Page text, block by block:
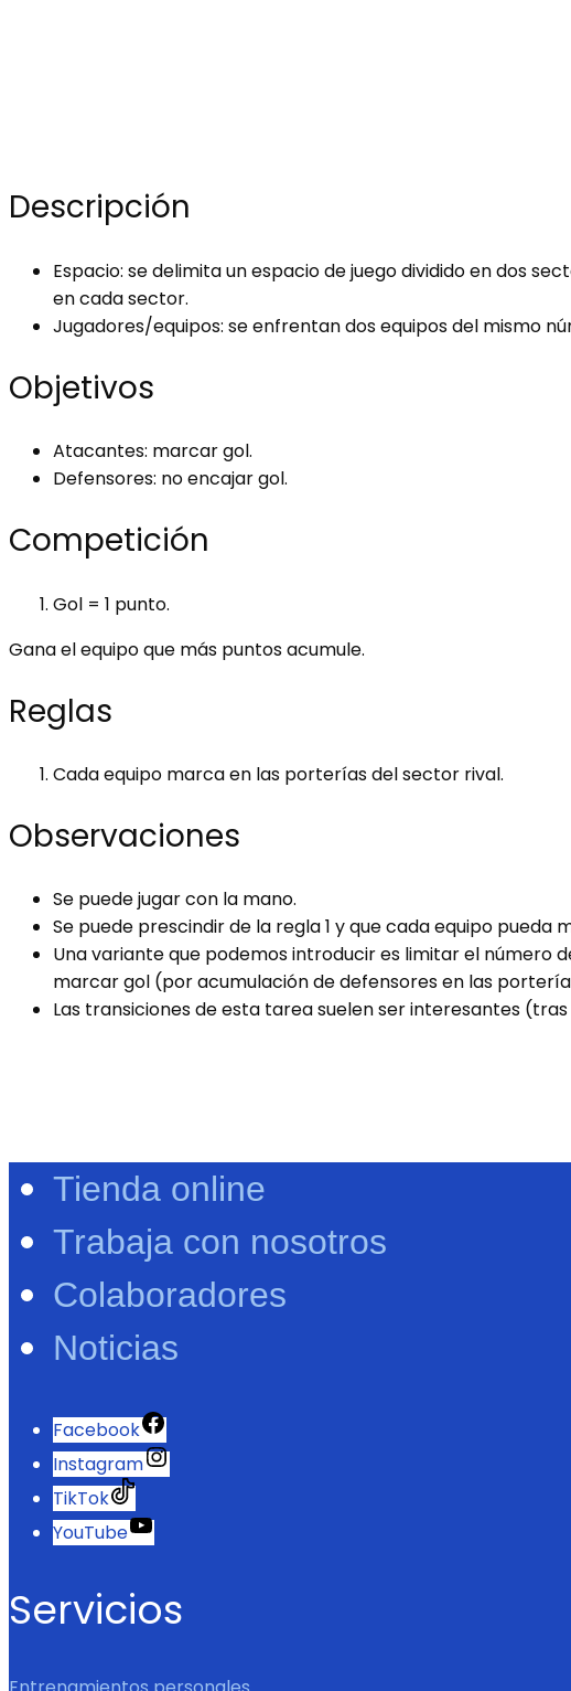
Descripción
Espacio: se delimita un espacio de juego dividido en dos
en cada sector.
Jugadores/equipos: se enfrentan dos equipos del mismo
Objetivos
Atacantes: marcar gol.
Defensores: no encajar gol.
Competición
Gol = 1 punto.
Gana el equipo que más puntos acumule.
Reglas
Cada equipo marca en las porterías del sector rival.
Observaciones
Se puede jugar con la mano.
Se puede prescindir de la regla 1 y que cada equipo
Una variante que podemos introducir es limitar el número
marcar gol (por acumulación de defensores en las
Las transiciones de esta tarea suelen ser interesantes
Tienda online
Trabaja con nosotros
Colaboradores
Noticias
Facebook
Instagram
TikTok
YouTube
Servicios